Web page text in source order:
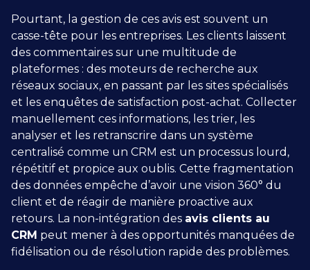
Pourtant, la gestion de ces avis est souvent un
casse-tête pour les entreprises. Les clients laissent
des commentaires sur une multitude de
plateformes : des moteurs de recherche aux
réseaux sociaux, en passant par les sites spécialisés
et les enquêtes de satisfaction post-achat. Collecter
manuellement ces informations, les trier, les
analyser et les retranscrire dans un système
centralisé comme un CRM est un processus lourd,
répétitif et propice aux oublis. Cette fragmentation
des données empêche d’avoir une vision 360° du
client et de réagir de manière proactive aux
retours. La non-intégration des avis clients au
CRM peut mener à des opportunités manquées de
fidélisation ou de résolution rapide des problèmes.